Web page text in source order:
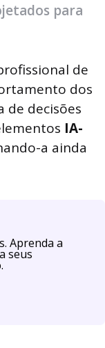
para
de
dos
de decisões
IA-
a ainda
Aprenda a
seus